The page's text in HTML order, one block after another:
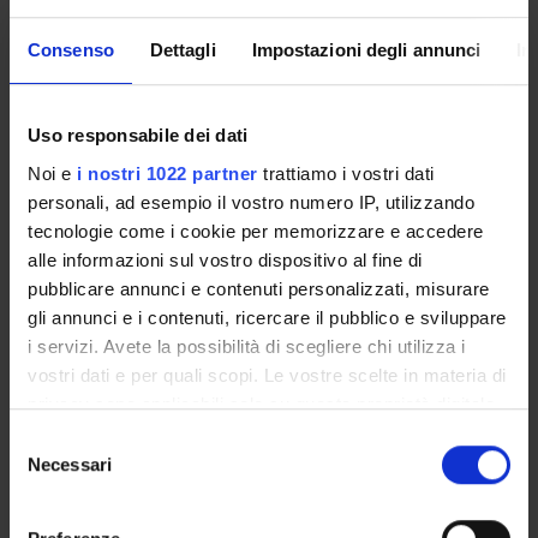
Consenso Dettagli Impostazioni degli annunci
Uso responsabile dei dati
Noi e i nostri 1022 partner trattiamo i vostri dati
personali, ad esempio il vostro numero IP, utilizzando
tecnologie come i cookie per memorizzare e accedere
alle informazioni sul vostro dispositivo al fine di
pubblicare annunci e contenuti personalizzati, misurare
gli annunci e i contenuti, ricercare il pubblico e sviluppare
i servizi. Avete la possibilità di scegliere chi utilizza i
vostri dati e per quali scopi. Le vostre scelte in materia di
privacy sono applicabili solo su questa proprietà digitale
modificare o revocare il proprio consenso in qualsiasi
momento dalla Dichiarazione sui cookie o facendo clic
delNecessari
Ministero dell'Istruzione dell'Università e della Ricerca
Programma:COFIN - Progetti di Ricerca di Interesse
Nazionale
PARTECIPANTI AL PROGETTO
Francesca Belpinati
Tecnico-Amministrativo
Cristina Bombieri
Professore associato
Tecnico-Amministrativo
Giovanni Malerba